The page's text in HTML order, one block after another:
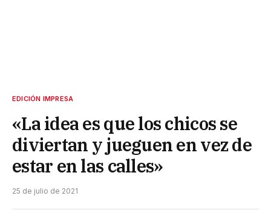
EDICIÓN IMPRESA
«La idea es que los chicos se
diviertan y jueguen en vez de
estar en las calles»
25 de julio de 2021